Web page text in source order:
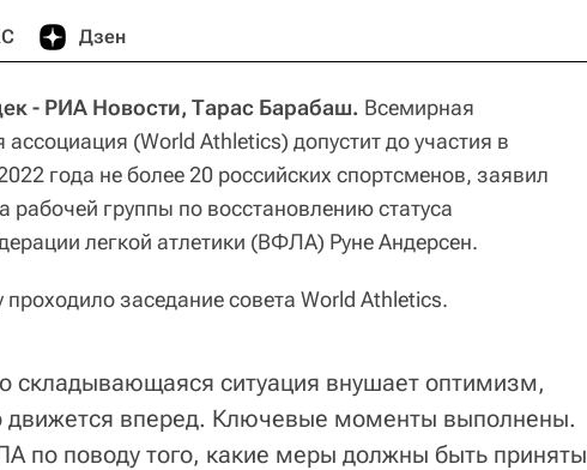
Дзен
- РИА Новости, Тарас Барабаш. Всемирная
ассоциация (World Athletics) допустит до участия в
года не более 20 российских спортсменов, заявил
рабочей группы по восстановлению статуса
легкой атлетики (ВФЛА) Руне Андерсен.
проходило заседание совета World Athletics.
складывающаяся ситуация внушает оптимизм,
движется вперед. Ключевые моменты выполнены.
по поводу того, какие меры должны быть приняты